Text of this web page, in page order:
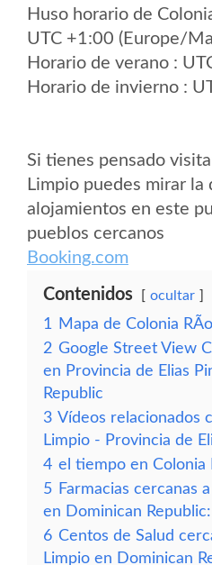
Huso horario de
UTC +1:00 (Europe/
Horario de verano :
Horario de invierno :
Si tienes pensado
Limpio puedes mirar la
alojamientos en este
pueblos cercanos
Booking.com
Contenidos ocultar
1
Mapa de Colonia
2 Google Street View
en Provincia de Elias
Republic
3 Vídeos relacionados
Limpio - Provincia de
4 el tiempo en Colonia
5 Farmacias cercanas
en Dominican Republic:
6 Centos de Salud
Limpio en Dominican